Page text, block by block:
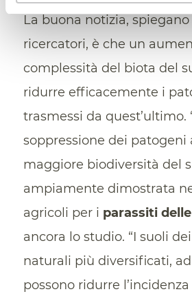
La buona notizia,
ricercatori, è che un
complessità del biota del
ridurre efficacemente i
trasmessi da quest’ultimo.
soppressione dei patogeni
maggiore biodiversità del
ampiamente dimostrata
agricoli per i parassiti
ancora lo studio. “I suoli
naturali più diversificati,
possono ridurre